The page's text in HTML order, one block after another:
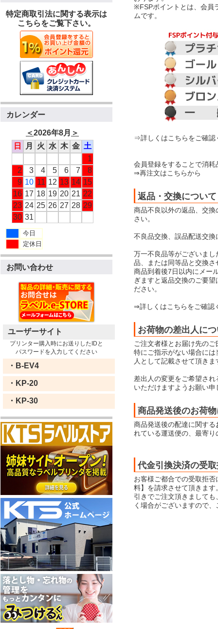
特定商取引法に関する表示は
こちらをご覧下さい。
カレンダー
＜2026年8月 ＞
日
月 火 水 木 金 土
1
2
3 4 5 6 7
8
9 10 11 12 13 14 15
16 17 18 19 20 21 22
23 24 25 26 27 28 29
30 31
今日
定休日
お問い合わせ
ユーザーサイト
プリンター購入時にお送りしたIDと
パスワードを入力してください
・B-EV4
・KP-20
・KP-30
※FSPポイントとは、会員
ムです。
⇒詳しくはこちらをご確認
会員登録をすることで消
⇒再注文はこちらから
返品・交換について
商品不良以外の返品、交
さい。
不良品交換、誤品配送交
万一不良品等がございま
品、または同等品と交換
商品到着後7日以内にメー
ぎますと返品交換のご要
ださい。
⇒詳しくはこちらをご確認
お荷物の差出人に
ご注文者様とお届け先の
特にご指示がない場合に
人として記載させて頂きま
差出人の変更をご希望さ
いただけますようお願い申
商品発送後のお荷
商品発送後の配達に関す
れている運送便の、最寄
代金引換決済の受
お客様ご都合での受取拒
料】を請求させて頂きま
引きでご注文頂きまして
く場合がございますので